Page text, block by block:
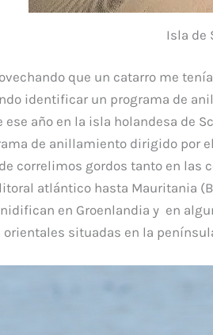
Isla de
que un catarro me
identificar un programa de
ese año en la isla holandesa de
de anillamiento dirigido por
correlimos gordos tanto en las
atlántico hasta Mauritania
en Groenlandia y en
situadas en la